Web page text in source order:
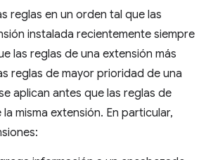
reglas en un orden tal que las
instalada recientemente siempre
las reglas de una extensión más
reglas de mayor prioridad de una
aplican antes que las reglas de
misma extensión. En particular,